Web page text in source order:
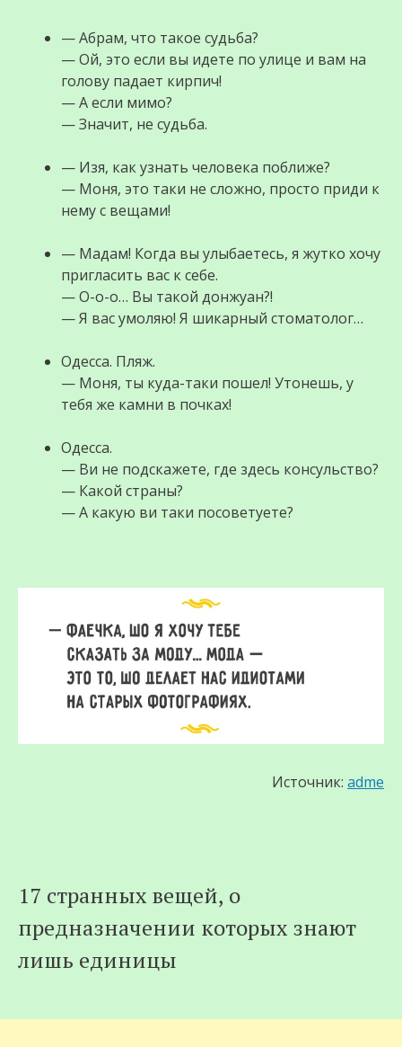
— Абрам, что такое судьба?
— Ой, это если вы идете по улице и вам на
голову падает кирпич!
— А если мимо?
— Значит, не судьба.
— Изя, как узнать человека поближе?
— Моня, это таки не сложно, просто приди к
нему с вещами!
— Мадам! Когда вы улыбаетесь, я жутко хочу
пригласить вас к себе.
— О-о-о… Вы такой донжуан?!
— Я вас умоляю! Я шикарный стоматолог…
Одесса. Пляж.
— Моня, ты куда-таки пошел! Утонешь, у
тебя же камни в почках!
Одесса.
— Ви не подскажете, где здесь консульство?
— Какой страны?
— А какую ви таки посоветуете?
Источник: adme
17 странных вещей, о
предназначении которых знают
лишь единицы